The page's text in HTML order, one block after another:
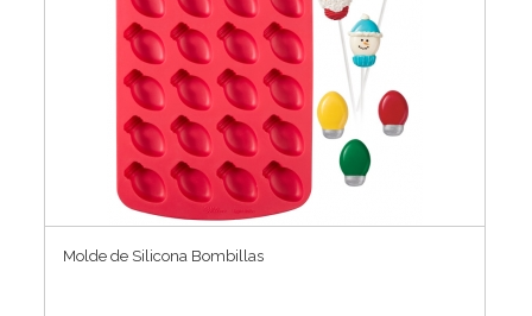
Molde de Silicona Bombillas